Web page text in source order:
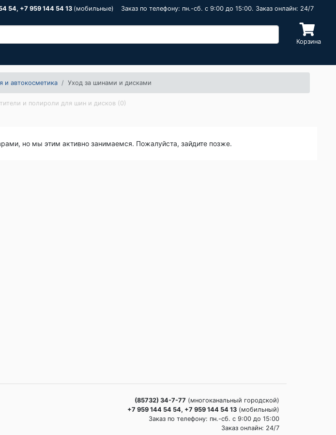
54, +7 959 144 54 13 (мобильные) Заказ по телефону: пн.-сб. c 9:00 до 15:00. Заказ онлайн: 24/7
Корзина
и автокосметика Уход за шинами и дисками
и полироли для шин и дисков (0)
но мы этим активно занимаемся. Пожалуйста, зайдите позже.
(85732) 34-7-77 (многоканальный городской)
+7 959 144 54 54, +7 959 144 54 13 (мобильный)
Заказ по телефону: пн.-сб. c 9:00 до 15:00
Заказ онлайн: 24/7